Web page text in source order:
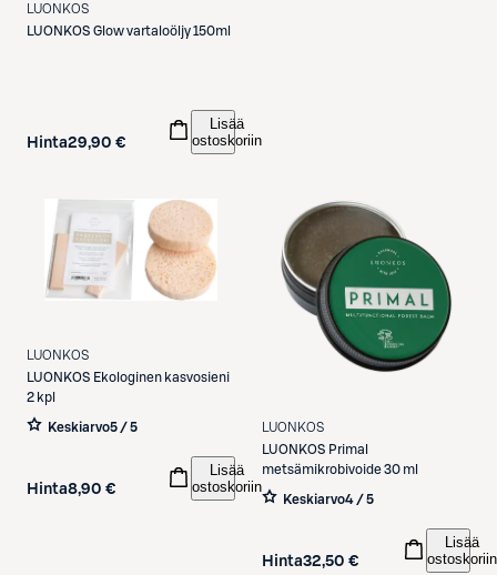
LUONKOS
LUONKOS Glow vartaloöljy 150ml
Hinta29,90 €
Lisää
ostoskoriin
LUONKOS
LUONKOS Ekologinen kasvosieni
2 kpl
Keskiarvo5 / 5
Hinta8,90 €
Lisää
ostoskoriin
LUONKOS
LUONKOS Primal
metsämikrobivoide 30 ml
Keskiarvo4 / 5
Hinta32,50 €
Lisää
ostoskoriin